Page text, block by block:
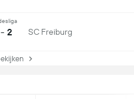
2 SC Freiburg